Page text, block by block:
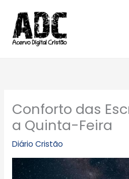
para
conteúdo
Conforto das
a Quinta-Feira
Diário Cristão